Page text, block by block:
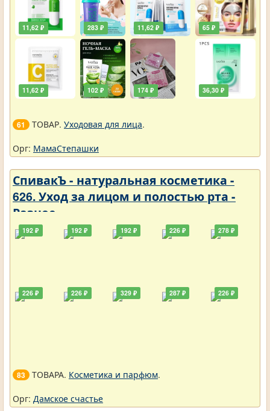
11,62 ₽
11,62 ₽
283 ₽
102 ₽
11,62 ₽
174 ₽
65 ₽
36,30 ₽
61 ТОВАР. Уходовая для лица.
Орг: МамаСтепашки
СпивакЪ - натуральная косметика -
626. Уход за лицом и полостью рта -
Разное
192 ₽
226 ₽
192 ₽
226 ₽
192 ₽
329 ₽
226 ₽
287 ₽
278 ₽
226 ₽
83 ТОВАРА. Косметика и парфюм.
Орг: Дамское счастье